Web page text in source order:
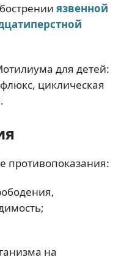
язвенной
для детей:
циклическая
противопоказания:
на